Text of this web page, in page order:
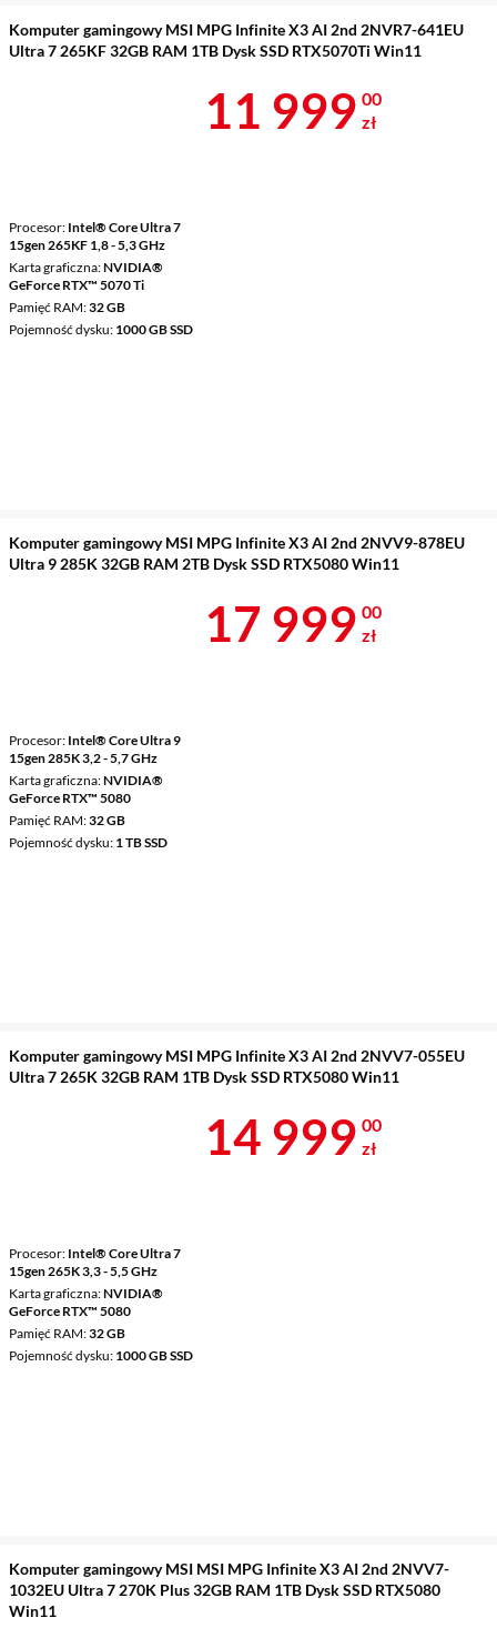
Komputer gamingowy MSI MPG Infinite X3 AI 2nd 2NVR7-641EU
Ultra 7 265KF 32GB RAM 1TB Dysk SSD RTX5070Ti Win11
Procesor Intel® Core Ultra 7
15gen 265KF 1,8 - 5,3 GHz
Karta graficzna NVIDIA®
GeForce RTX™ 5070 Ti
Pamięć RAM 32 GB
Pojemność dysku 1000 GB SSD
Cena 11 999
11 999 00
zł
Komputer gamingowy MSI MPG Infinite X3 AI 2nd 2NVV9-878EU
Ultra 9 285K 32GB RAM 2TB Dysk SSD RTX5080 Win11
Procesor Intel® Core Ultra 9
15gen 285K 3,2 - 5,7 GHz
Karta graficzna NVIDIA®
GeForce RTX™ 5080
Pamięć RAM 32 GB
Pojemność dysku 1 TB SSD
Cena 17 999
17 999 00
zł
Komputer gamingowy MSI MPG Infinite X3 AI 2nd 2NVV7-055EU
Ultra 7 265K 32GB RAM 1TB Dysk SSD RTX5080 Win11
Procesor Intel® Core Ultra 7
15gen 265K 3,3 - 5,5 GHz
Karta graficzna NVIDIA®
GeForce RTX™ 5080
Pamięć RAM 32 GB
Pojemność dysku 1000 GB SSD
Cena 14 999
14 999 00
zł
Komputer gamingowy MSI MSI MPG Infinite X3 AI 2nd 2NVV7-
1032EU Ultra 7 270K Plus 32GB RAM 1TB Dysk SSD RTX5080
Win11